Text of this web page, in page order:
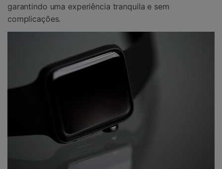
garantindo uma experiência tranquila e sem
complicações.